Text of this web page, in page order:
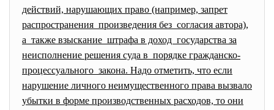
действий, нарушающих право (например, запрет
распространения произведения без согласия автора),
а также взыскание штрафа в доход государства за
неисполнение решения суда в порядке гражданско-
процессуального закона. Надо отметить, что если
нарушение личного неимущественного права вызвало
убытки в форме производственных расходов, то они